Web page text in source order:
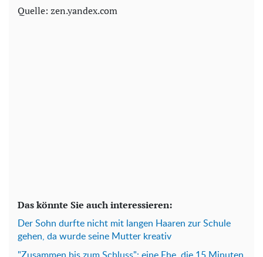
Quelle: zen.yandex.com
Das könnte Sie auch interessieren:
Der Sohn durfte nicht mit langen Haaren zur Schule
gehen, da wurde seine Mutter kreativ